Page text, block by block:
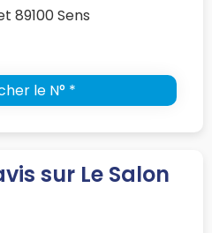
89100 Sens
le N° *
sur Le Salon